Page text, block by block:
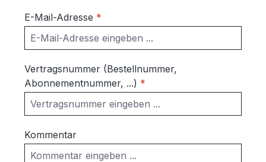
E-Mail-Adresse *
Vertragsnummer (Bestellnummer,
Abonnementnummer, ...) *
Kommentar